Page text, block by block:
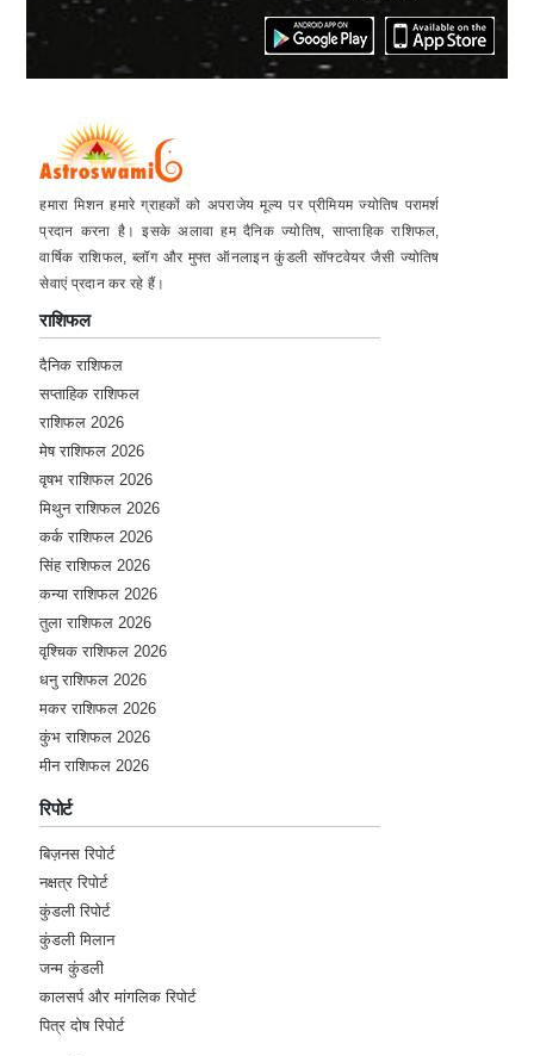
★★★★★
A ★★★★★
Friday, 31 March 2023
★★★★★
★★★★★
Y ★★★★★
हमारा मिशन हमारे ग्राहकों को अपराजेय मूल्य पर प्रीमियम ज्योतिष परामर्श
प्रदान करना है। इसके अलावा हम दैनिक ज्योतिष, साप्ताहिक राशिफल,
वार्षिक राशिफल, ब्लॉग और मुफ्त ऑनलाइन कुंडली सॉफ्टवेयर जैसी ज्योतिष
सेवाएं प्रदान कर रहे हैं।
राशिफल
दैनिक राशिफल
सप्ताहिक राशिफल
राशिफल 2026
मेष राशिफल 2026
वृषभ राशिफल 2026
मिथुन राशिफल 2026
कर्क राशिफल 2026
सिंह राशिफल 2026
कन्या राशिफल 2026
तुला राशिफल 2026
वृश्चिक राशिफल 2026
धनु राशिफल 2026
मकर राशिफल 2026
कुंभ राशिफल 2026
मीन राशिफल 2026
रिपोर्ट
बिज़नस रिपोर्ट
नक्षत्र रिपोर्ट
कुंडली रिपोर्ट
कुंडली मिलान
जन्म कुंडली
कालसर्प और मांगलिक रिपोर्ट
पित्र दोष रिपोर्ट